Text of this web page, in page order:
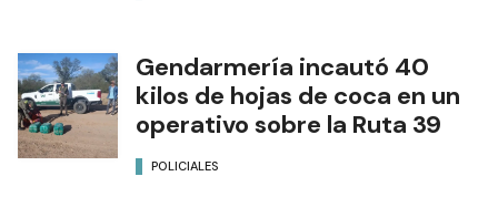
Gendarmería incautó 40
kilos de hojas de coca en un
operativo sobre la Ruta 39
POLICIALES